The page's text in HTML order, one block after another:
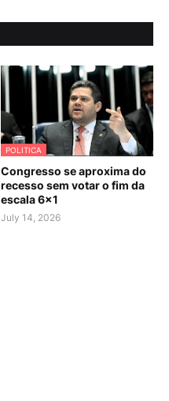
POLITICA
Congresso se aproxima do
recesso sem votar o fim da
escala 6×1
July 14, 2026